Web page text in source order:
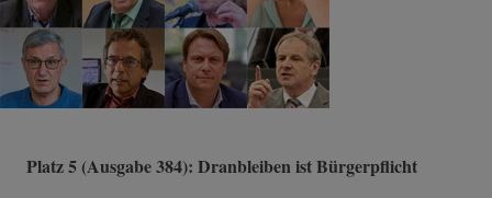
Platz 5 (Ausgabe 384): Dranbleiben ist Bürgerpflicht